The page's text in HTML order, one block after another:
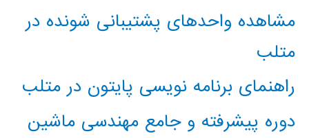
مشاهده واحدهای پشتیبانی شونده در
متلب
راهنمای برنامه نویسی پایتون در متلب
دوره پیشرفته و جامع مهندسی ماشین